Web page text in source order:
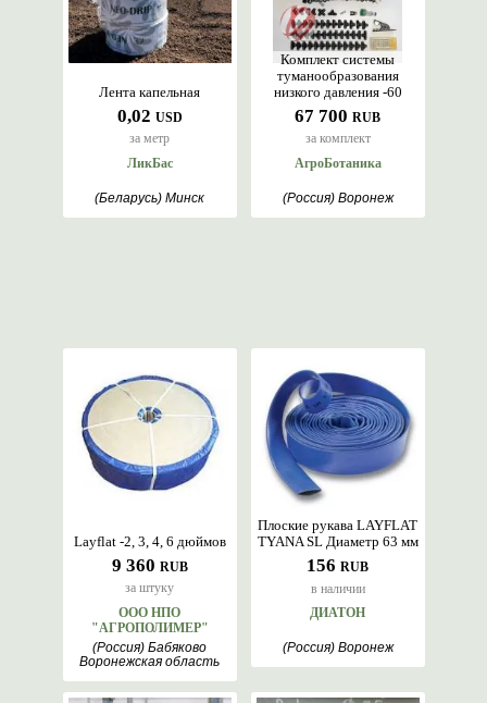
0,02 USD
за метр
Лента капельная
ЛикБас
(Беларусь) Минск
67 700 RUB
за комплект
Комплект системы
туманообразования
низкого давления -60
АгроБотаника
(Россия) Воронеж
9 360 RUB
за штуку
Layflat -2, 3, 4, 6 дюймов
ООО НПО
"АГРОПОЛИМЕР"
(Россия) Бабяково
Воронежская область
156 RUB
в наличии
Плоские рукава LAYFLAT
TYANA SL Диаметр 63 мм
ДИАТОН
(Россия) Воронеж